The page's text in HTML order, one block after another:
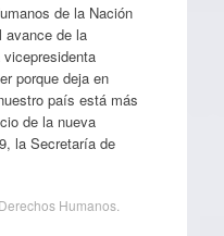
de la Nación
avance de la
porque deja en
país está más
de la nueva
la Secretaría de
Derechos Humanos.